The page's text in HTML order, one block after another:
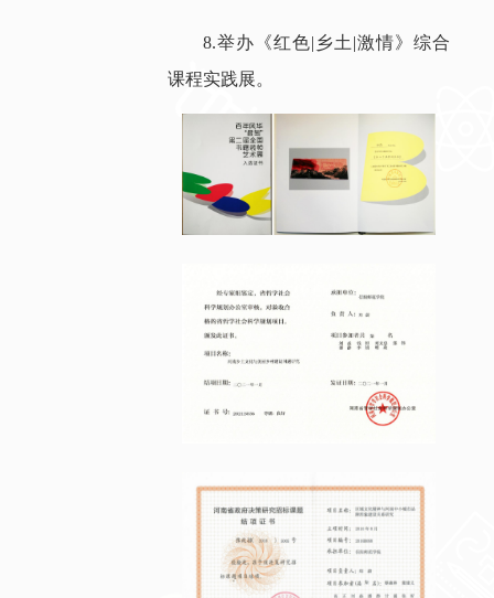
8.举办《红色|乡土|激情》综合
课程实践展。